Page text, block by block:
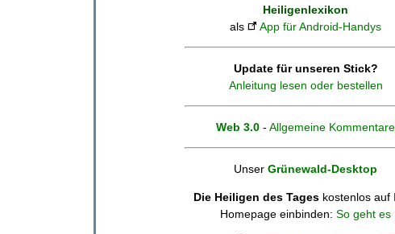
Heiligenlexikon
als
App für Android-Handys
Update für unseren Stick?
Anleitung lesen oder bestellen
Web 3.0 - Allgemeine Kommentare
Unser Grünewald-Desktop
Die Heiligen des Tages kostenlos auf
Homepage einbinden: So geht es